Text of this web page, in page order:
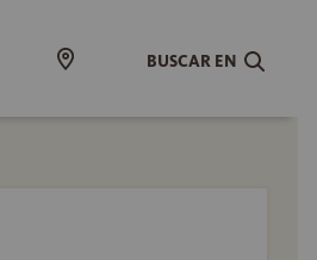
BUSCAR EN